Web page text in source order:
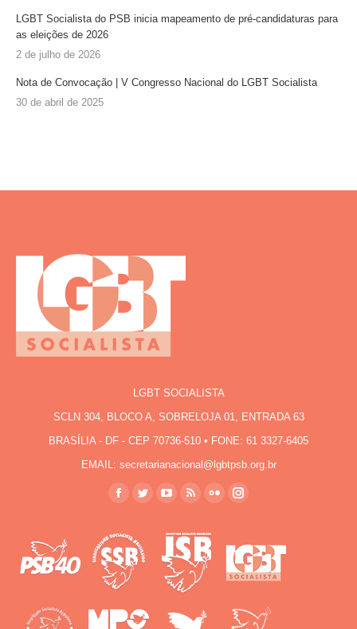
LGBT Socialista do PSB inicia mapeamento de pré-candidaturas para
as eleições de 2026
2 de julho de 2026
Nota de Convocação | V Congresso Nacional do LGBT Socialista
30 de abril de 2025
LGBT SOCIALISTA
SCLN 304, BLOCO A, SOBRELOJA 01, ENTRADA 63
BRASÍLIA - DF - CEP 70736-510 • FONE: 61 3327-6405
EMAIL: secretarianacional@lgbtpsb.org.br
Facebook
opens
in
new
Twitter
in
opens
in
new
opens
in
new
Flickr
opens
new
Instagram
opens
in
new
window